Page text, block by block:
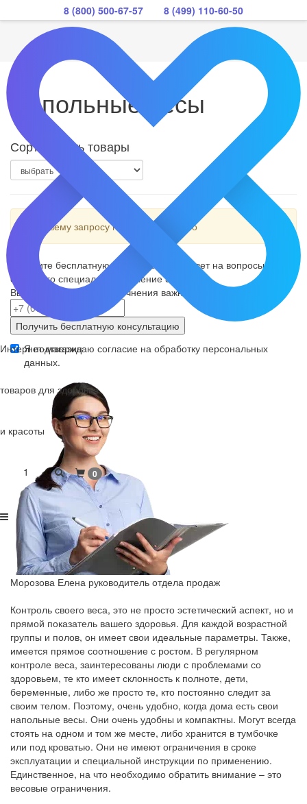
8 (800) 500-67-57 8 (499) 110-60-50
Интернет-магазин
товаров для здоровья
и красоты
1 0
Напольные весы
Сортировать товары
По вашему запросу ничего не найдено
Получите бесплатную консультацию и ответ на вопросы
от нашего специалиста в течение 5 минут
Введите телефон для уточнения важных деталей
Получить бесплатную консультацию
Я подтверждаю согласие на обработку персональных
данных.
Морозова Елена руководитель отдела продаж
Контроль своего веса, это не просто эстетический аспект, но и
прямой показатель вашего здоровья. Для каждой возрастной
группы и полов, он имеет свои идеальные параметры. Также,
имеется прямое соотношение с ростом. В регулярном
контроле веса, заинтересованы люди с проблемами со
здоровьем, те кто имеет склонность к полноте, дети,
беременные, либо же просто те, кто постоянно следит за
своим телом. Поэтому, очень удобно, когда дома есть свои
напольные весы. Они очень удобны и компактны. Могут всегда
стоять на одном и том же месте, либо хранится в тумбочке
или под кроватью. Они не имеют ограничения в сроке
эксплуатации и специальной инструкции по применению.
Единственное, на что необходимо обратить внимание – это
весовые ограничения.